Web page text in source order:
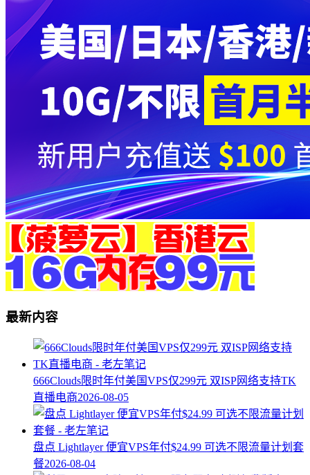
最新内容
666Clouds限时年付美国VPS仅299元 双ISP网络支持TK
直播电商2026-08-05
盘点 Lightlayer 便宜VPS年付$24.99 可选不限流量计划套
餐2026-08-04